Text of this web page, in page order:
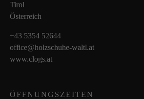
Tirol
Österreich
+43 5354 52644
office@holzschuhe-waltl.at
www.clogs.at
ÖFFNUNGSZEITEN